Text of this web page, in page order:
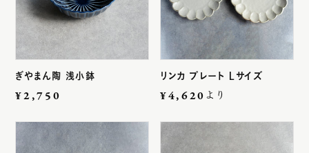
お祝いギフトのご提案
ぎやまん陶 浅小鉢
通
価
¥2,750
リンカ プレート Lサイズ
¥4,620より